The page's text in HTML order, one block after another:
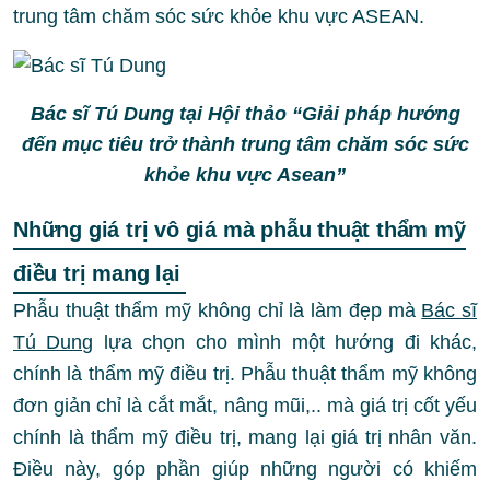
trung tâm chăm sóc sức khỏe khu vực ASEAN.
Bác sĩ Tú Dung tại Hội thảo “Giải pháp hướng
đến mục tiêu trở thành trung tâm chăm sóc sức
khỏe khu vực Asean”
Những giá trị vô giá mà phẫu thuật thẩm mỹ
điều trị mang lại
Phẫu thuật thẩm mỹ không chỉ là làm đẹp mà Bác sĩ
Tú Dung lựa chọn cho mình một hướng đi khác,
chính là thẩm mỹ điều trị. Phẫu thuật thẩm mỹ không
đơn giản chỉ là cắt mắt, nâng mũi,.. mà giá trị cốt yếu
chính là thẩm mỹ điều trị, mang lại giá trị nhân văn.
Điều này, góp phần giúp những người có khiếm